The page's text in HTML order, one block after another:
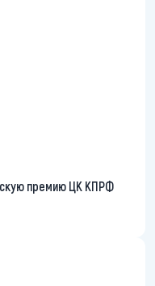
премию ЦК КПРФ